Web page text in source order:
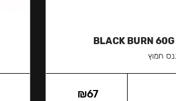
BLACK BURN
חמוץ
₪67